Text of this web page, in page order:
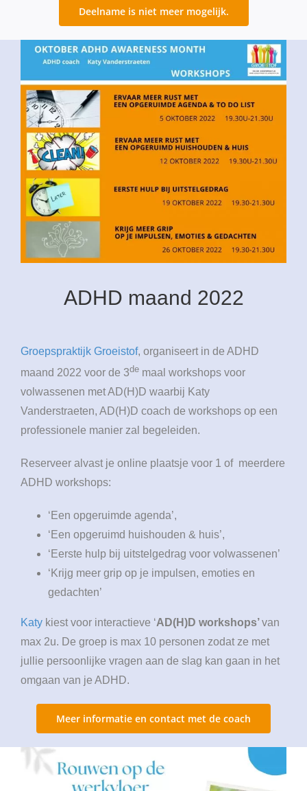
Deelname is niet meer mogelijk.
ADHD maand 2022
Groepspraktijk Groeistof, organiseert in de ADHD
maand 2022 voor de 3demaal workshops voor
volwassenen met AD(H)D waarbij Katy
Vanderstraeten, AD(H)D coach de workshops op een
professionele manier zal begeleiden.
Reserveer alvast je online plaatsje voor 1 of meerdere
ADHD workshops:
‘Een opgeruimde agenda’,
‘Een opgeruimd huishouden & huis’,
‘Eerste hulp bij uitstelgedrag voor volwassenen’
‘Krijg meer grip op je impulsen, emoties en
gedachten’
Katykiest voor interactieve ‘AD(H)D workshops’van
max 2u. De groep is max 10 personen zodat ze met
jullie persoonlijke vragen aan de slag kan gaan in het
omgaan van je ADHD.
Meer informatie en contact met de coach